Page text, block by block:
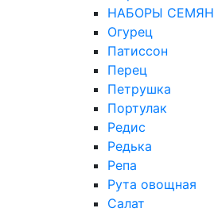
НАБОРЫ СЕМЯН
Огурец
Патиссон
Перец
Петрушка
Портулак
Редис
Редька
Репа
Рута овощная
Салат